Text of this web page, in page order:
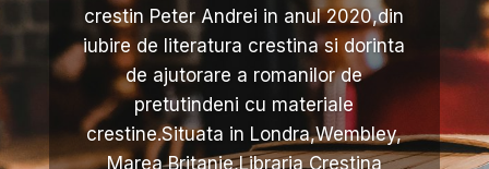
crestin Peter Andrei in anul 2020,din
iubire de literatura crestina si dorinta
de ajutorare a romanilor de
pretutindeni cu materiale
crestine.Situata in Londra,Wembley,
Marea Britanie,Libraria Crestina